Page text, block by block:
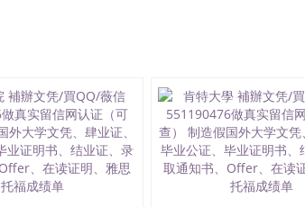
怎么办理 外假毕业证551190476哪里可
假毕业证能查出来吗551190476假文凭网上能查
国外毕业证外壳定制QQ微信551190476快速代
国外留学文凭认证QQ微信551190476
法国留学回国证明QQ微信551190476
信551190476德国留学回国证明QQ微信
理QQ微信551190476 网上买文凭可靠吗QQ微信
本科毕业证怎么办理QQ微信551190476国外大学
信551190476国外大学有毕业证QQ微信551190476